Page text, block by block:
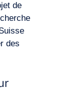
de
des